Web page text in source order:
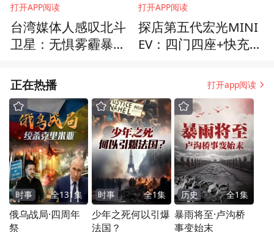
打开APP阅读
台湾媒体人感叹北斗
卫星：无惧雾霾暴雨
速准确
打开APP阅读
探店第五代宏光MINI
EV：四门四座+快充，
正在热播 打开app阅读
时事 全131集
俄乌战局·四周年
祭
时事 全1集
少年之死何以引爆
法国？
历史 全1集
暴雨将至·卢沟桥
事变始末